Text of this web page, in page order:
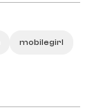
mobilegirl